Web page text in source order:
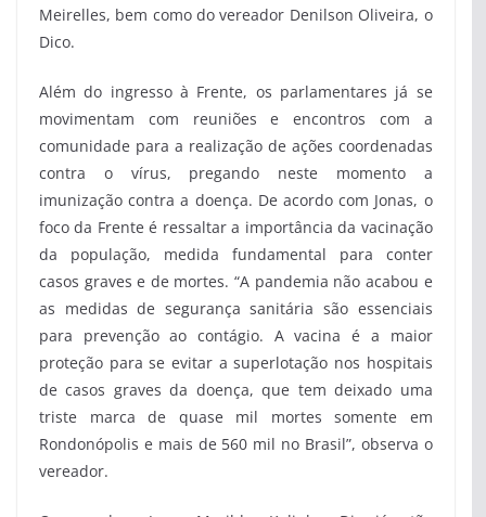
Meirelles, bem como do vereador Denilson Oliveira, o
Dico.
Além do ingresso à Frente, os parlamentares já se
movimentam com reuniões e encontros com a
comunidade para a realização de ações coordenadas
contra o vírus, pregando neste momento a
imunização contra a doença. De acordo com Jonas, o
foco da Frente é ressaltar a importância da vacinação
da população, medida fundamental para conter
casos graves e de mortes. “A pandemia não acabou e
as medidas de segurança sanitária são essenciais
para prevenção ao contágio. A vacina é a maior
proteção para se evitar a superlotação nos hospitais
de casos graves da doença, que tem deixado uma
triste marca de quase mil mortes somente em
Rondonópolis e mais de 560 mil no Brasil”, observa o
vereador.